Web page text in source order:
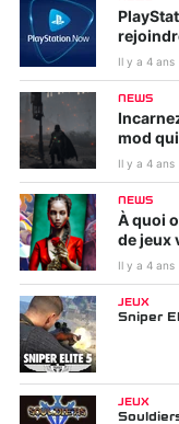
Il y a 4 ans
NEWS
mod
Il y a 4 ans
NEWS
À quoi
de jeux
Il y a 4 ans
JEUX
Sniper
JEUX